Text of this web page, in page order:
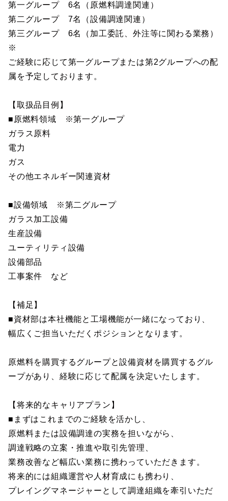
第一グループ 6名（原燃料調達関連）
第二グループ 7名（設備調達関連）
第三グループ 6名（加工委託、外注等に関わる業務）
※
ご経験に応じて第一グループまたは第2グループへの配
属を予定しております。
【取扱品目例】
■原燃料領域 ※第一グループ
ガラス原料
電力
ガス
その他エネルギー関連資材
■設備領域 ※第二グループ
ガラス加工設備
生産設備
ユーティリティ設備
設備部品
工事案件 など
【補足】
■資材部は本社機能と工場機能が一緒になっており、
幅広くご担当いただくポジションとなります。
原燃料を購買するグループと設備資材を購買するグル
ープがあり、経験に応じて配属を決定いたします。
【将来的なキャリアプラン】
■まずはこれまでのご経験を活かし、
原燃料または設備調達の実務を担いながら、
調達戦略の立案・推進や取引先管理、
業務改善など幅広い業務に携わっていただきます。
将来的には組織運営や人材育成にも携わり、
プレイングマネージャーとして調達組織を牽引いただ